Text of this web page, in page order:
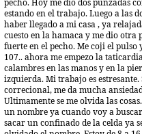
pecho. Hoy me dio dos punzadas
estando en el trabajo. Luego a las
haber llegado a mi casa , ya
cuesto en la hamaca y me dio otra
fuerte en el pecho. Me coji el pulso
107.. ahora me empezo la
calambres en las manos y en la
izquierda. Mi trabajo es
correcional, me da mucha
Ultimamente se me olvida las
un nombre ya cuando voy a
sacar un confinado de la celda ya